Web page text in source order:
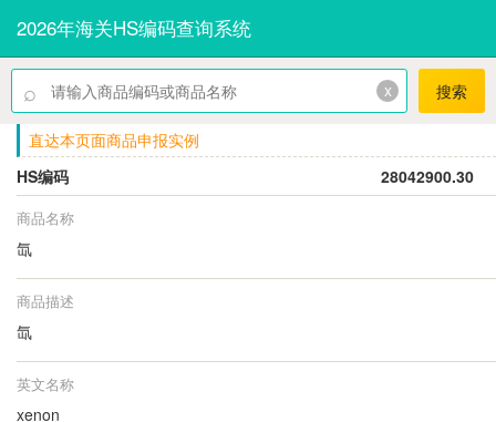
2026年海关HS编码查询系统
⌕ x 搜索
直达本页面商品申报实例
HS编码
28042900.30
商品名称
氙
商品描述
氙
英文名称
xenon